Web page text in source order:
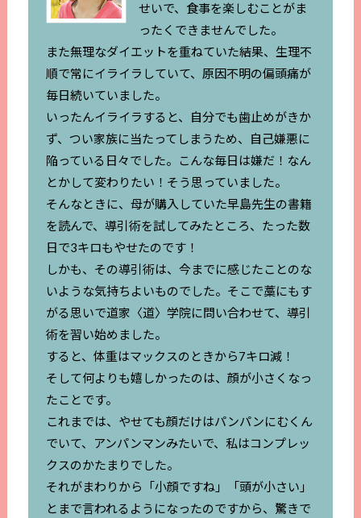
せいで、食事を楽しむことがま
ったくできませんでした。
また無理なダイエットを重ねていた結果、生理不
順で常にイライラしていて、原因不明の偏頭痛が
毎日続いていました。
いったんイライラすると、自分でも歯止めがきか
ず、つい家族に当たってしまうため、自己嫌悪に
陥っている日々でした。こんな毎日は嫌だ！なん
とかして変わりたい！そう思っていました。
そんなときに、母が購入していた早島先生の書籍
を読んで、導引術を試してみたところ、たった数
日で3キロもやせたのです！
しかも、その導引術は、今までに感じたことのな
いような気持ちよいものでした。そこで藁にもす
がる思いで道家〈道〉学院に問い合わせて、導引
術を習い始めました。
すると、体重はマックスのときから7キロ減！
そして何よりも嬉しかったのは、顔が小さくなっ
たことです。
これまでは、やせても顔だけはパンパンにむくん
でいて、アンパンマンみたいで、私はコンプレッ
クスのかたまりでした。
それがまわりから「小顔ですね」「頭が小さい」
とまで言われるようになったのですから、驚きで